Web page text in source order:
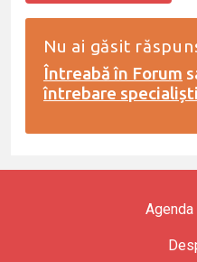
Nu ai găsit
Întreabă în Forum
întrebare